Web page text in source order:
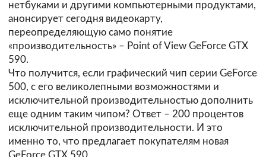
нетбуками и другими компьютерными продуктами,
анонсирует сегодня видеокарту,
переопределяющую само понятие
«производительность» – Point of View GeForce GTX
590.
Что получится, если графический чип серии GeForce
500, с его великолепными возможностями и
исключительной производительностью дополнить
еще одним таким чипом? Ответ – 200 процентов
исключительной производительности. И это
именно то, что предлагает покупателям новая